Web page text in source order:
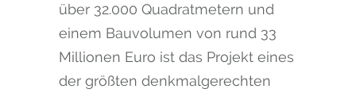
über 32.000 Quadratmetern und
einem Bauvolumen von rund 33
Millionen Euro ist das Projekt eines
der größten denkmalgerechten